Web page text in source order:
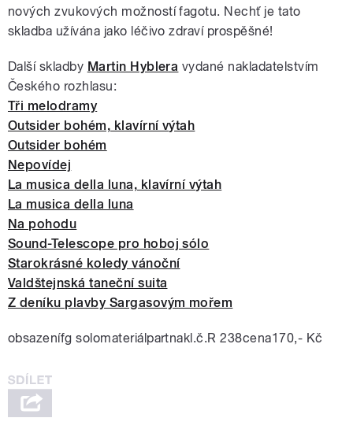
nových zvukových možností fagotu. Nechť je tato
skladba užívána jako léčivo zdraví prospěšné!
Další skladby Martin Hyblera vydané nakladatelstvím
Českého rozhlasu:
Tři melodramy
Outsider bohém, klavírní výtah
Outsider bohém
Nepovídej
La musica della luna, klavírní výtah
La musica della luna
Na pohodu
Sound-Telescope pro hoboj sólo
Starokrásné koledy vánoční
Valdštejnská taneční suita
Z deníku plavby Sargasovým mořem
obsazenífg solomateriálpartnakl.č.R 238cena170,- Kč